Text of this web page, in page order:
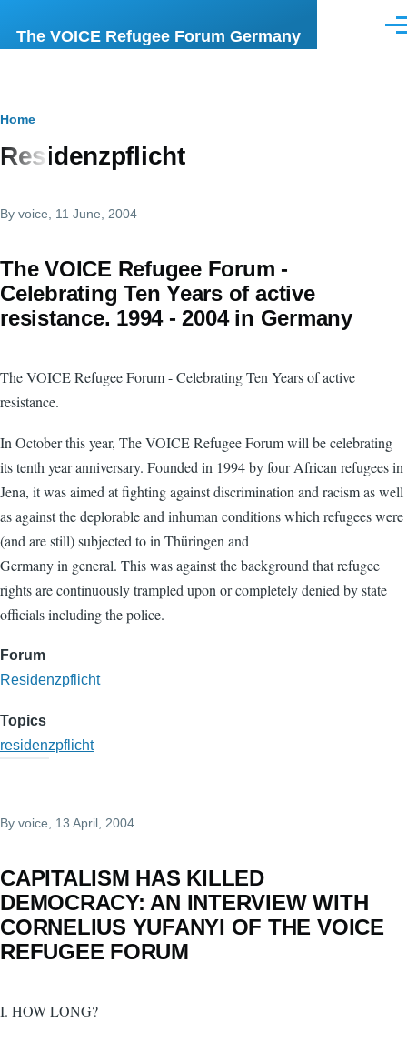
The VOICE Refugee Forum Germany
Breadcrumb
Home
Residenzpflicht
By voice , 11 June, 2004
The VOICE Refugee Forum -
Celebrating Ten Years of active
resistance. 1994 - 2004 in Germany
The VOICE Refugee Forum - Celebrating Ten Years of active
resistance.
In October this year, The VOICE Refugee Forum will be celebrating
its tenth year anniversary. Founded in 1994 by four African refugees in
Jena, it was aimed at fighting against discrimination and racism as well
as against the deplorable and inhuman conditions which refugees were
(and are still) subjected to in Thüringen and
Germany in general. This was against the background that refugee
rights are continuously trampled upon or completely denied by state
officials including the police.
Forum
Residenzpflicht
Topics
residenzpflicht
By voice , 13 April, 2004
CAPITALISM HAS KILLED
DEMOCRACY: AN INTERVIEW WITH
CORNELIUS YUFANYI OF THE VOICE
REFUGEE FORUM
I. HOW LONG?